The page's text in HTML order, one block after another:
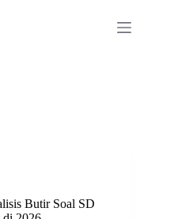
Butir Soal SD